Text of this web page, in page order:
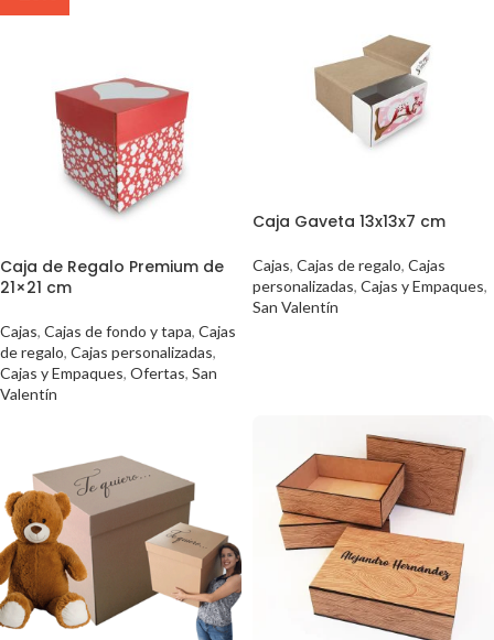
Caja de Regalo Premium de
21×21 cm
Cajas, Cajas de fondo y tapa, Cajas
de regalo, Cajas personalizadas,
Cajas y Empaques, Ofertas, San
Valentín
Caja Gaveta 13x13x7 cm
Cajas, Cajas de regalo, Cajas
personalizadas, Cajas y Empaques,
San Valentín